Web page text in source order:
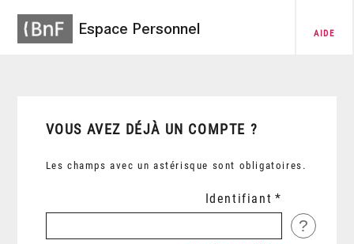
Espace Personnel AIDE
VOUS AVEZ DÉJÀ UN COMPTE ?
Les champs avec un astérisque sont obligatoires.
Identifiant
?